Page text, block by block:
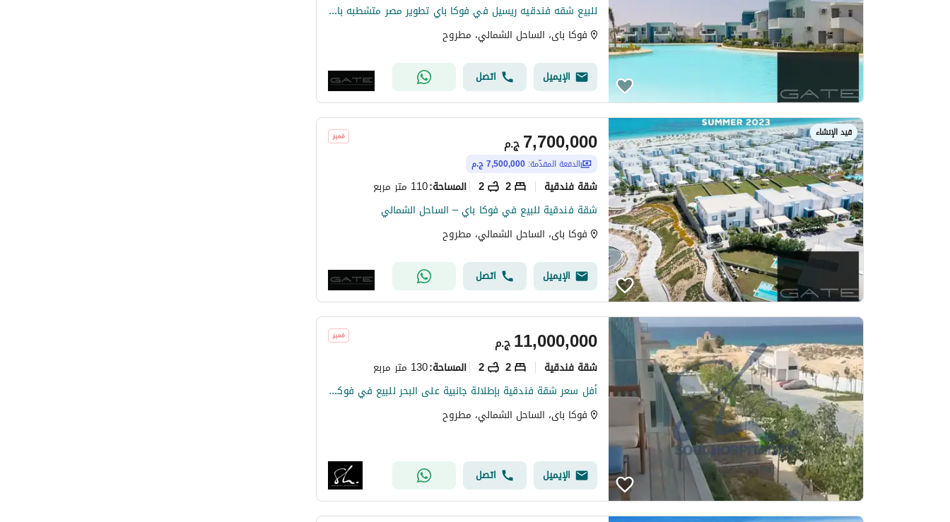
للبيع شقه فندقيه ريسيل في فوكا باي تطوير مصر متشطبه بالفرش والاجهزة بحري صريح فيو داخلي للبحر وحمام السباحه مقدم 7.4 فقط
فوكا باى، الساحل الشمالي، مطروح
الإيميل اتصل
قيد الإنشاء
ج.م7,700,000
الدفعة المقدّمة: 7,500,000 ج.م
شقة فندقية 2
2 المساحة:110 متر مربع
شقة فندقية للبيع في فوكا باي – الساحل الشمالي
فوكا باى، الساحل الشمالي، مطروح
الإيميل اتصل
ج.م11,000,000
شقة فندقية 2
2 المساحة:130 متر مربع
أفل سعر شقة فندقية بإطلالة جانبية على البحر للبيع في فوكا باي
فوكا باى، الساحل الشمالي، مطروح
الإيميل اتصل